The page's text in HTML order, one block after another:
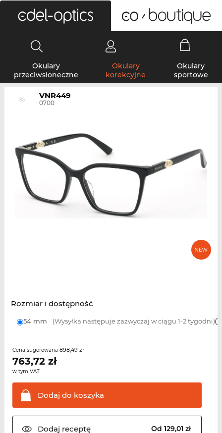
Okulary
przeciwsłoneczne
Okulary
korekcyjne
Okulary
sportowe
VNR449
0700
Rozmiar i dostępność
54 mm (Wysyłka następuje zazwyczaj w ciągu 1-2 tygodni)
Cena sugerowana 898,49 zł
763,72zł
w tym VAT
Dodaj do koszyka
Dodaj receptę Od 129,01 zł